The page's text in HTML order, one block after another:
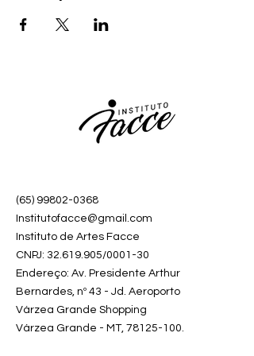
(65) 99802-0368
Institutofacce@gmail.com
Instituto de Artes Facce
CNPJ: 32.619.905/0001-30
Endereço: Av. Presidente Arthur
Bernardes, nº 43 - Jd. Aeroporto
Várzea Grande Shopping
Várzea Grande - MT, 78125-100.